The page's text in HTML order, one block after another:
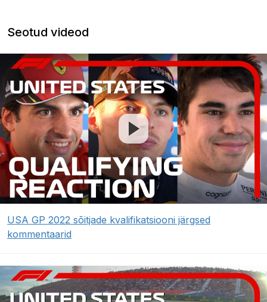
Seotud videod
USA GP 2022 sõitjade kvalifikatsiooni järgsed
kommentaarid